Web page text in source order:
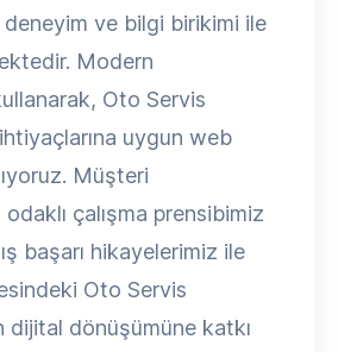
ve bilgi birikimi ile
Modern
Oto Servis
uygun web
Müşteri
çalışma prensibimiz
başarı hikayelerimiz ile
Oto Servis
dijital dönüşümüne katkı